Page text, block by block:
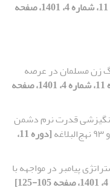
[دوره 11، شماره 4، 1401، صفحه
زن مسلمان در عرصه
[دوره 11، شماره 4، 1401، صفحه
قدرت نرم دشمن
[دوره 11،
پیامبر در مواجهه با